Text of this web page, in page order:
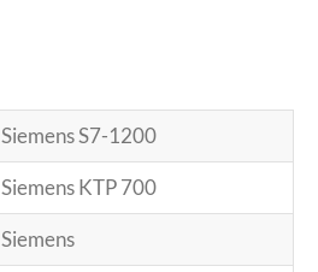
Siemens S7-1200
Siemens KTP 700
Siemens